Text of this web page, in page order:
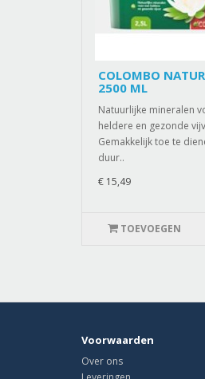
COLOMBO
2500 ML
Natuurlijke mineralen
heldere en gezonde
Gemakkelijk toe te
duur..
€ 15,49
TOEVOEGEN
Voorwaarden
Over ons